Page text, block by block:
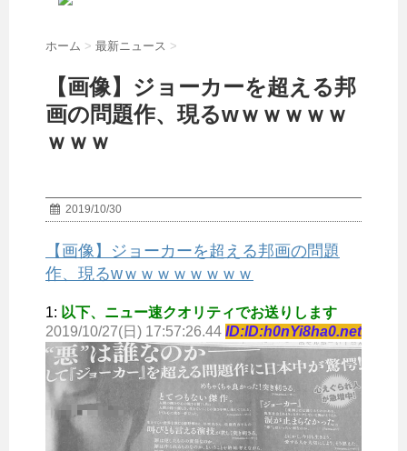
ホーム > 最新ニュース >
【画像】ジョーカーを超える邦
画の問題作、現るwｗｗｗｗｗ
ｗｗｗ
2019/10/30
【画像】ジョーカーを超える邦画の問題
作、現るwｗｗｗｗｗｗｗｗ
1: 以下、ニュー速クオリティでお送りします
2019/10/27(日) 17:57:26.44 ID:ID:h0nYi8ha0.net